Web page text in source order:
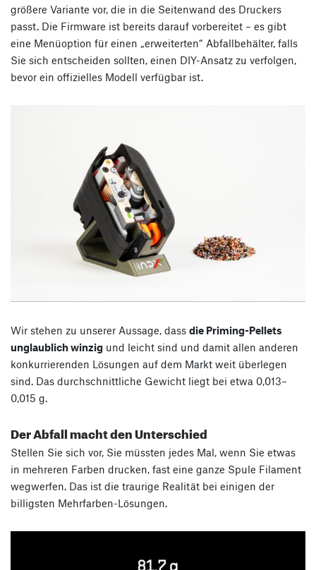
größere Variante vor, die in die Seitenwand des Druckers
passt. Die Firmware ist bereits darauf vorbereitet – es gibt
eine Menüoption für einen „erweiterten“ Abfallbehälter, falls
Sie sich entscheiden sollten, einen DIY-Ansatz zu verfolgen,
bevor ein offizielles Modell verfügbar ist.
Wir stehen zu unserer Aussage, dass die Priming-Pellets
unglaublich winzig und leicht sind und damit allen anderen
konkurrierenden Lösungen auf dem Markt weit überlegen
sind. Das durchschnittliche Gewicht liegt bei etwa 0,013–
0,015 g.
Der Abfall macht den Unterschied
Stellen Sie sich vor, Sie müssten jedes Mal, wenn Sie etwas
in mehreren Farben drucken, fast eine ganze Spule Filament
wegwerfen. Das ist die traurige Realität bei einigen der
billigsten Mehrfarben-Lösungen.